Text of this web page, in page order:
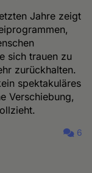
Jahre zeigt
sich trauen zu
zurückhalten.
spektakuläres
Verschiebung,
6